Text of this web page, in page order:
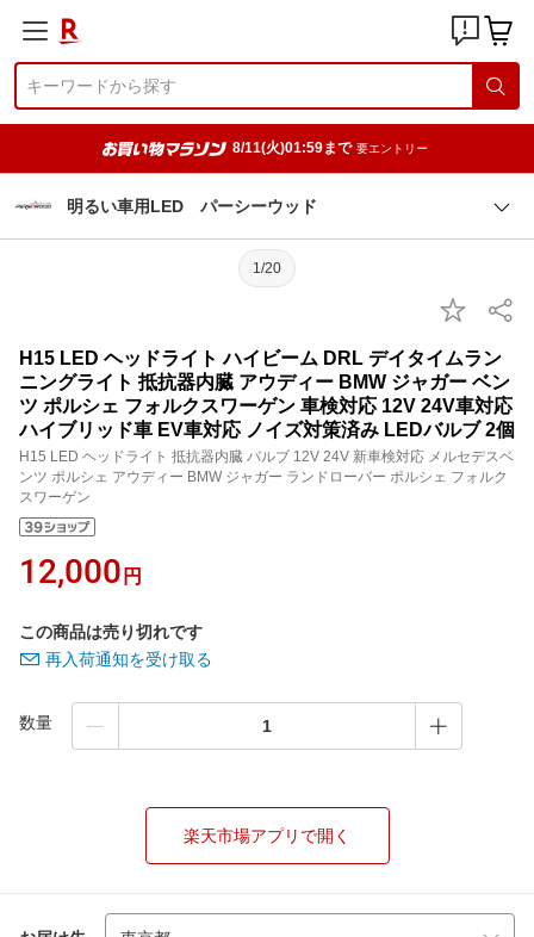
8/11(火)01:59まで 要エントリー
明るい車用LED パーシーウッド
1/20
H15 LED ヘッドライト ハイビーム DRL デイタイムラン
ニングライト 抵抗器内臓 アウディー BMW ジャガー ベン
ツ ポルシェ フォルクスワーゲン 車検対応 12V 24V車対応
ハイブリッド車 EV車対応 ノイズ対策済み LEDバルブ 2個
H15 LED ヘッドライト 抵抗器内臓 バルブ 12V 24V 新車検対応 メルセデスベ
ンツ ポルシェ アウディー BMW ジャガー ランドローバー ポルシェ フォルク
スワーゲン
12,000 円
この商品は売り切れです
再入荷通知を受け取る
数量
楽天市場アプリで開く